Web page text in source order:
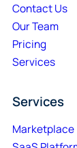
Contact Us
Our Team
Pricing
Services
Services
Marketplace